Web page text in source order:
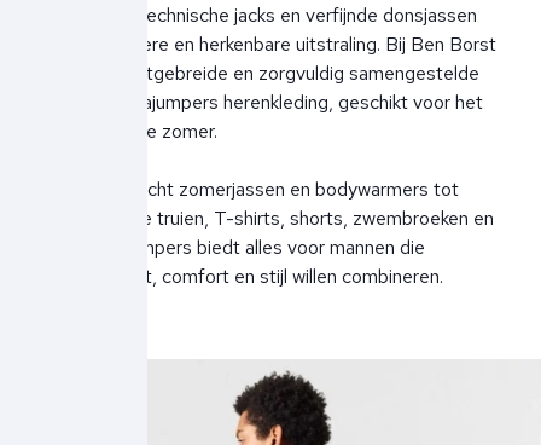
combineert technische jacks en verfijnde donsjassen
met een stoere en herkenbare uitstraling. Bij Ben Borst
vind je een uitgebreide en zorgvuldig samengestelde
collectie Parajumpers herenkleding, geschikt voor het
voorjaar en de zomer.
Van lichtgewicht zomerjassen en bodywarmers tot
comfortabele truien, T-shirts, shorts, zwembroeken en
caps. Parajumpers biedt alles voor mannen die
functionaliteit, comfort en stijl willen combineren.